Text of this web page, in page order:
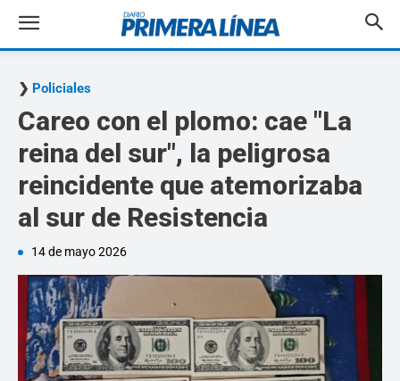
Policiales
Careo con el plomo: cae "La
reina del sur", la peligrosa
reincidente que atemorizaba
al sur de Resistencia
14 de mayo 2026